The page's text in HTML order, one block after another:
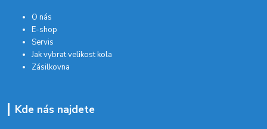
O nás
E-shop
Servis
Jak vybrat velikost kola
Zásilkovna
Kde nás najdete